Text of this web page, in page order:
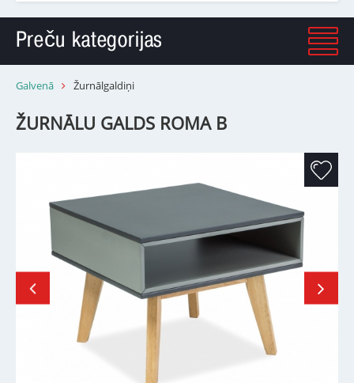
Preču kategorijas
Galvenā Žurnālgaldiņi
ŽURNĀLU GALDS ROMA B